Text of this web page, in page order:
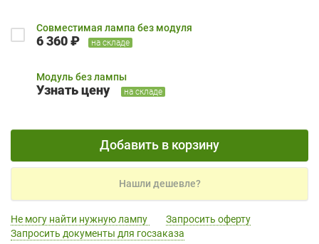
Совместимая лампа без модуля
6 360 ₽ на складе
Модуль без лампы
Узнать цену на складе
Добавить в корзину
Нашли дешевле?
Не могу найти нужную лампу
Запросить оферту
Запросить документы для госзаказа